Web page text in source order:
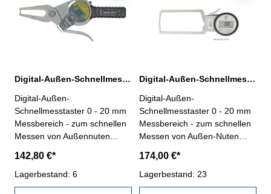
Digital-Außen-Schnellmesstaster 0 - 20 mm IP 65
Digital-Außen-
Schnellmesstaster 0 - 20 mm
Messbereich - zum schnellen
Messen von Außennuten
mm, gehärtet- mit Digital-
Messuhr IP 65- Ablesung
0,001 mm- Anzeige mit
142,80 €*
Lagerbestand: 6
Digital-Außen-Schnellmesstaster 0 - 20 mm IP 65
Digital-Außen-
Schnellmesstaster 0 - 20 mm
Messbereich - zum schnellen
Messen von Außen-Nuten
Messflächen- mit Digital-
Messuhr IP 65- Ablesung
0,005 mm- Anzeige mit
174,00 €*
Lagerbestand: 23